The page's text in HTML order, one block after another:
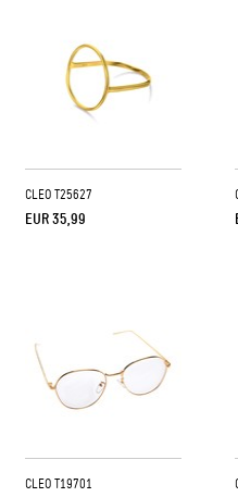
CLEO T25627
EUR 35,99
CLEO T19701